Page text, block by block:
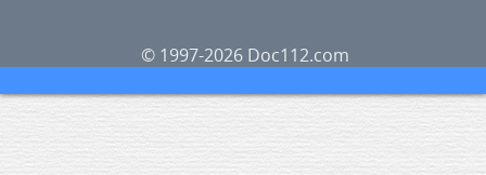
© 1997-2026 Doc112.com